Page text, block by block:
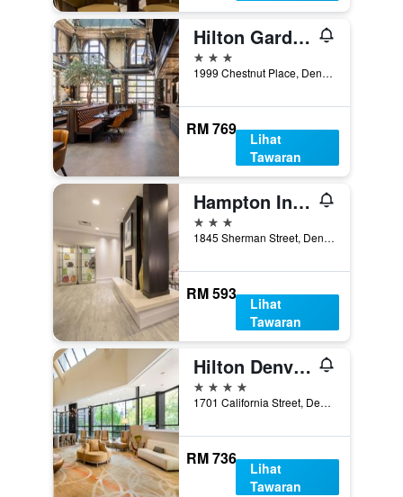
Hilton Garden Inn Denver-Union Station
3 bintang
1999 Chestnut Place, Denver, CO, Amerika Syarikat
RM 769
Lihat
Tawaran
Hampton Inn & Suites Denver-Downtown
3 bintang
1845 Sherman Street, Denver, CO, Amerika Syarikat
RM 593
Lihat
Tawaran
Hilton Denver City Center
4 bintang
1701 California Street, Denver, CO, Amerika Syarikat
RM 736
Lihat
Tawaran